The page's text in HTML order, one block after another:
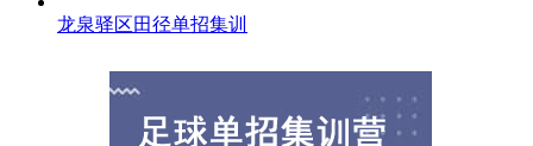
龙泉驿区田径单招集训